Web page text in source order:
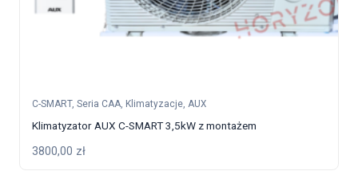
C-SMART,Seria CAA, Klimatyzacje,AUX
Klimatyzator AUX C-SMART 3,5kW z montażem
3800,00 zł